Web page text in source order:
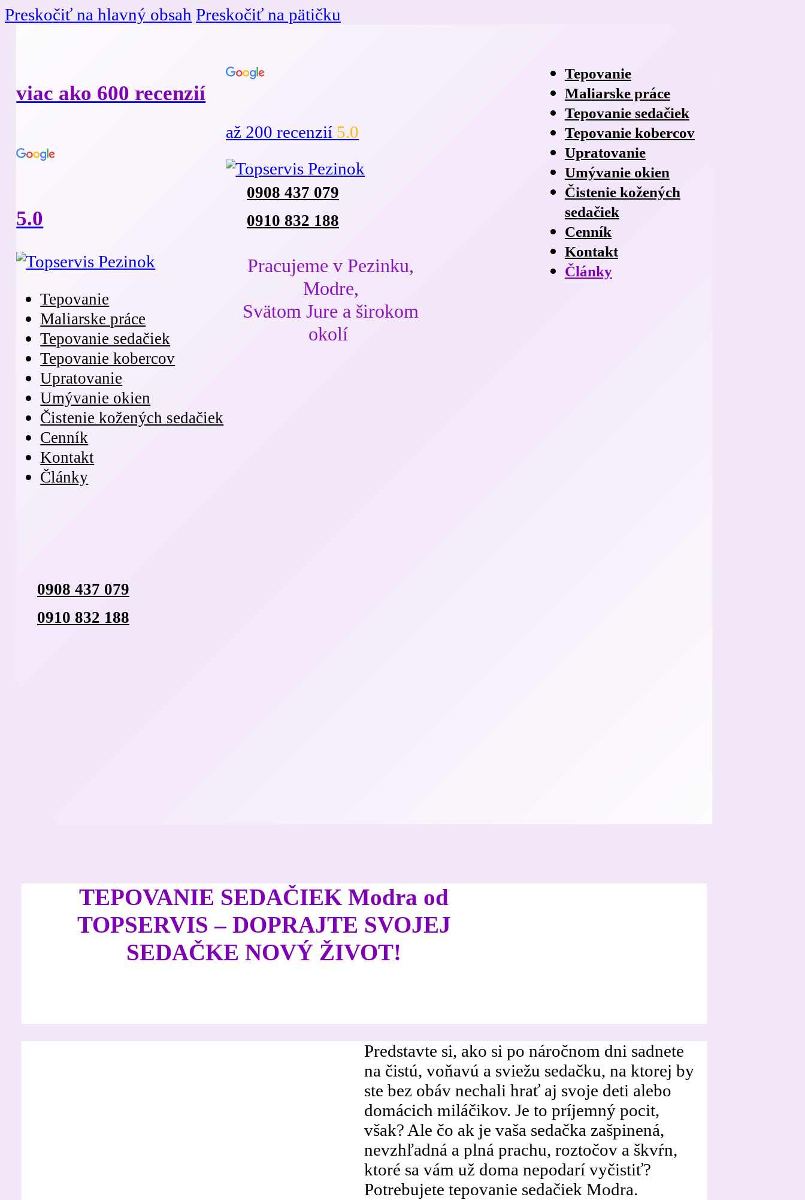
Preskočiť na hlavný obsah Preskočiť na pätičku
viac ako 600 recenzií
5.0
Tepovanie
Maliarske práce
Tepovanie sedačiek
Tepovanie kobercov
Upratovanie
Umývanie okien
Čistenie kožených sedačiek
Cenník
Kontakt
Články
0908 437 079
0910 832 188
až 200 recenzií 5.0
0908 437 079
0910 832 188
Pracujeme v Pezinku,
Modre,
Svätom Jure a širokom
okolí
Tepovanie
Maliarske práce
Tepovanie sedačiek
Tepovanie kobercov
Upratovanie
Umývanie okien
Čistenie kožených
sedačiek
Cenník
Kontakt
Články
TEPOVANIE SEDAČIEK Modra od
TOPSERVIS – DOPRAJTE SVOJEJ
SEDAČKE NOVÝ ŽIVOT!
Predstavte si, ako si po náročnom dni sadnete
na čistú, voňavú a sviežu sedačku, na ktorej by
ste bez obáv nechali hrať aj svoje deti alebo
domácich miláčikov. Je to príjemný pocit,
však? Ale čo ak je vaša sedačka zašpinená,
nevzhľadná a plná prachu, roztočov a škvŕn,
ktoré sa vám už doma nepodarí vyčistiť?
Potrebujete tepovanie sedačiek Modra.